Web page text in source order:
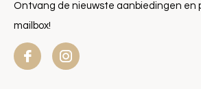
Ontvang de nieuwste aanbiedingen en
mailbox!